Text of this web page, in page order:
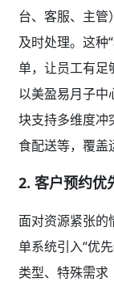
台、客服、主管
及时处理。这种
单，让员工有足
以美盈易月子中
块支持多维度冲
食配送等，覆盖
2. 客户预约优
面对资源紧张的
单系统引入“优
类型、特殊需求